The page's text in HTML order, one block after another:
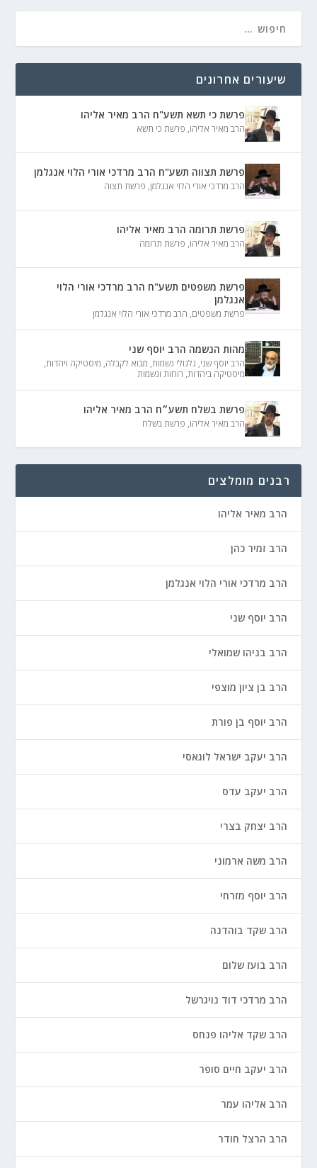
שיעורים אחרונים
פרשת כי תשא תשע"ח הרב מאיר אליהו
הרב מאיר אליהו, פרשת כי תשא
פרשת תצווה תשע"ח הרב מרדכי אורי הלוי אנגלמן
הרב מרדכי אורי הלוי אנגלמן, פרשת תצוה
פרשת תרומה הרב מאיר אליהו
הרב מאיר אליהו, פרשת תרומה
פרשת משפטים תשע"ח הרב מרדכי אורי הלוי
אנגלמן
פרשת משפטים, הרב מרדכי אורי הלוי אנגלמן
מהות הנשמה הרב יוסף שני
הרב יוסף שני, גלגולי נשמות, מבוא לקבלה, מיסטיקה ויהדות,
מיסטיקה ביהדות, רוחות ונשמות
פרשת בשלח תשע״ח הרב מאיר אליהו
הרב מאיר אליהו, פרשת בשלח
רבנים מומלצים
הרב מאיר אליהו
הרב זמיר כהן
הרב מרדכי אורי הלוי אנגלמן
הרב יוסף שני
הרב בניהו שמואלי
הרב בן ציון מוצפי
הרב יוסף בן פורת
הרב יעקב ישראל לוגאסי
הרב יעקב עדס
הרב יצחק בצרי
הרב משה ארמוני
הרב יוסף מזרחי
הרב שקד בוהדנה
הרב בועז שלום
הרב מרדכי דוד נויגרשל
הרב שקד אליהו פנחס
הרב יעקב חיים סופר
הרב אליהו עמר
הרב הרצל חודר